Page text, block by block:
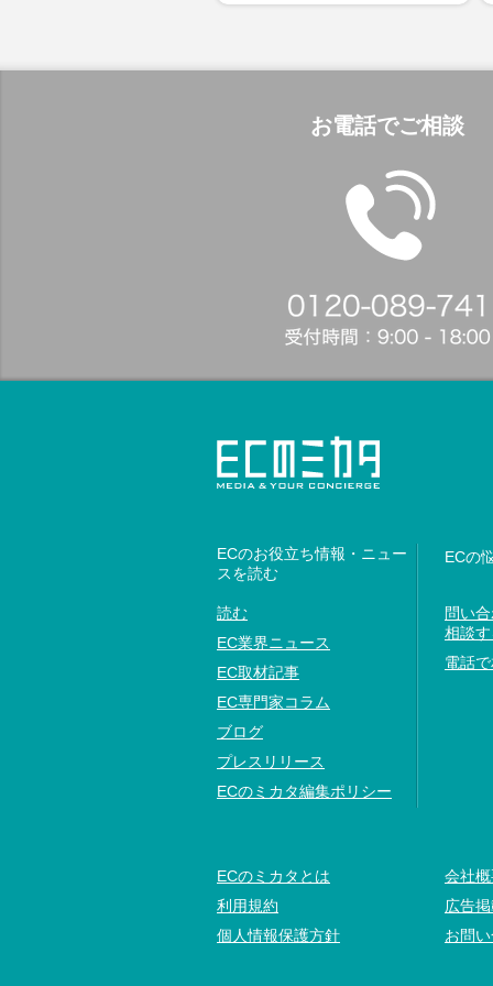
お電話でご相談
ECのお役立ち情報・ニュー
スを読む
読む
EC業界ニュース
EC取材記事
EC専門家コラム
ブログ
プレスリリース
ECのミカタ編集ポリシー
ECの
問い
相談
電話
ECのミカタとは
利用規約
個人情報保護方針
会社
広告
お問